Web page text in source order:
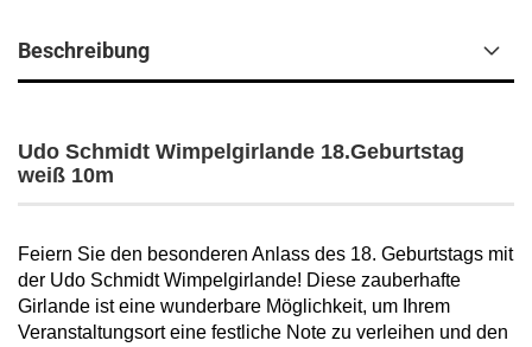
Beschreibung
Udo Schmidt Wimpelgirlande 18.Geburtstag
weiß 10m
Feiern Sie den besonderen Anlass des 18. Geburtstags mit
der Udo Schmidt Wimpelgirlande! Diese zauberhafte
Girlande ist eine wunderbare Möglichkeit, um Ihrem
Veranstaltungsort eine festliche Note zu verleihen und den